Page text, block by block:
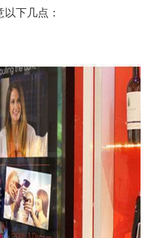
下几点：